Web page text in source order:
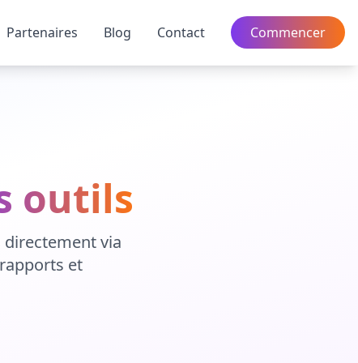
Partenaires Blog Contact Commencer
outils
directement via
et